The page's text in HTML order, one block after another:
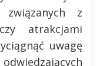
z
atrakcjami
uwagę